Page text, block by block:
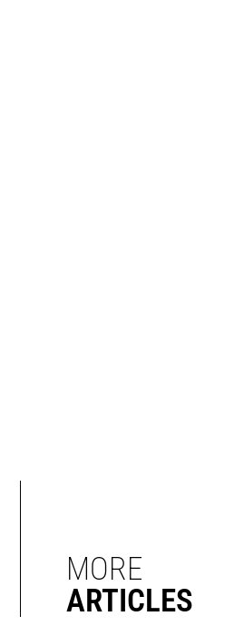
MORE
ARTICLES